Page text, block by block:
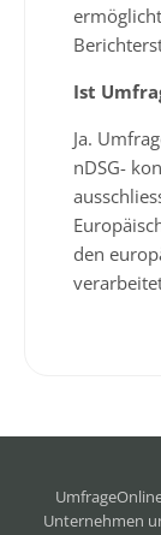
Ist
Ja.
nDSG-
den
Unternehmen